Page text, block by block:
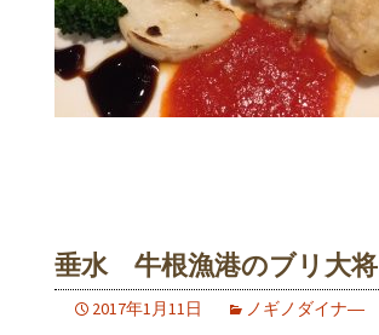
垂水 牛根漁港のブリ大将
2017年1月11日 ノギノダイナ―